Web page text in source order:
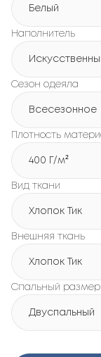
Белый
Наполнитель
Сезон одеяла
Всесезонное
Плотность
400 Г/м²
Вид ткани
Хлопок Тик
Внешняя ткань
Хлопок Тик
Спальный размер
Двуспальный